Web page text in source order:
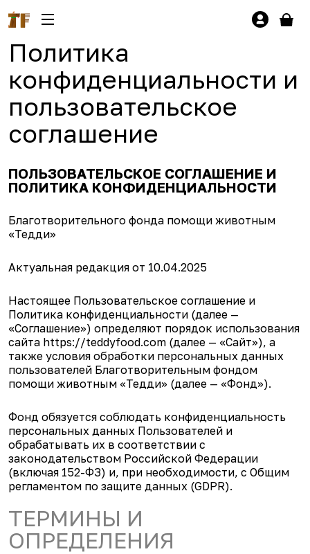
Политика
конфиденциальности и
пользовательское
соглашение
ПОЛЬЗОВАТЕЛЬСКОЕ СОГЛАШЕНИЕ И
ПОЛИТИКА КОНФИДЕНЦИАЛЬНОСТИ
Благотворительного фонда помощи животным
«Тедди»
Актуальная редакция от 10.04.2025
Настоящее Пользовательское соглашение и
Политика конфиденциальности (далее —
«Соглашение») определяют порядок использования
сайта https://teddyfood.com (далее — «Сайт»), а
также условия обработки персональных данных
пользователей Благотворительным фондом
помощи животным «Тедди» (далее — «Фонд»).
Фонд обязуется соблюдать конфиденциальность
персональных данных Пользователей и
обрабатывать их в соответствии с
законодательством Российской Федерации
(включая 152-ФЗ) и, при необходимости, с Общим
регламентом по защите данных (GDPR).
ТЕРМИНЫ И
ОПРЕДЕЛЕНИЯ